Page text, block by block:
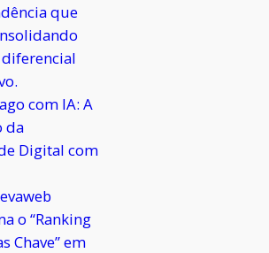
que
com IA: A
da
Digital com
o “Ranking
Chave” em